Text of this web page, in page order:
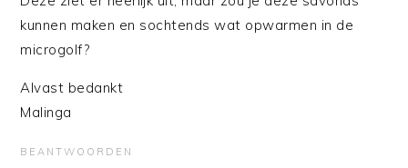
kunnen maken en sochtends wat opwarmen in de
microgolf?
Alvast bedankt
Malinga
BEANTWOORDEN